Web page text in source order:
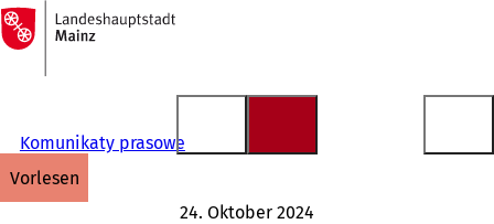
Inhalt anspringen
Zur
Startseite
Komunikaty prasowe
vorlesen
24. Oktober 2024